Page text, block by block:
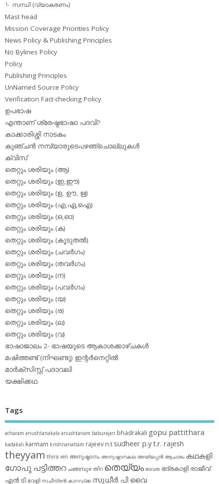
സന്ധി (വ്യാകരണം)
Mast head
Mission Coverage Priorities Policy
News Policy & Publishing Principles
No Bylines Policy
Policy
Publishing Principles
UnNamed Source Policy
Verification Fact-checking Policy
ഉപഭാഷ
എന്താണ് ശ്രേഷ്ഠഭാഷാ പദവി?
കാക്കാരിശ്ശി നാടകം
കുഞ്ചന്‍ നമ്പ്യാരുടെപഴഞ്ചൊല്ലുകള്‍
ക്വിസ്
തെറ്റും ശരിയും (ആ)
തെറ്റും ശരിയും (ഇ,ഈ)
തെറ്റും ശരിയും (ഉ, ഊ, ഋ)
തെറ്റും ശരിയും (എ,ഏ,ഐ)
തെറ്റും ശരിയും (ഒ,ഓ)
തെറ്റും ശരിയും (ക)
തെറ്റും ശരിയും (കൂടുതല്‍)
തെറ്റും ശരിയും (ചവര്‍ഗം)
തെറ്റും ശരിയും (തവര്‍ഗം)
തെറ്റും ശരിയും (ന)
തെറ്റും ശരിയും (പവര്‍ഗം)
തെറ്റും ശരിയും (യ)
തെറ്റും ശരിയും (ര)
തെറ്റും ശരിയും (ല)
തെറ്റും ശരിയും (വ)
ഭാഷാജാലം 2- ഭാഷയുടെ ആകാശക്കാഴ്ചകള്‍
മഷിത്തണ്ട് (നിഘണ്ടു) ഇന്റര്‍നെറ്റില്‍
മാര്‍ക്‌സിസ്റ്റ് പദാവലി
യക്ഷിക്കഥ
Tags
acharam anushtanakala anushtanam baburajan bhadrakali gopu pattithara
kadakali karmam krishnanattam rajeev n.t sudheer p.yt.r. rajesh
theyyam thira veli അനുഷ്ഠാനം അനുഷ്ഠാനകല അയ്യപ്പന്‍ ആചാരം കഥകളി
ഗോപു പട്ടിത്തറ ചങ്ങമ്പുഴ തിറ തെയ്യം ദേവത ഭദ്രകാളി രാജീവ്
എൻ ടി വേളി സചീന്ദ്രന്‍ കാറഡ്ക്ക സുധീര്‍ പി വൈ